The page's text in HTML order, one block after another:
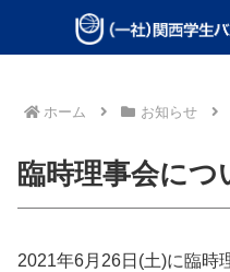
ホーム お知らせ
臨時理事会につ
2021年6月26日(土)に臨時